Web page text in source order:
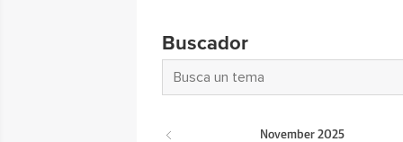
Buscador
November 2025